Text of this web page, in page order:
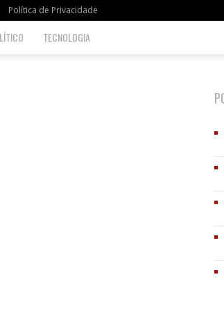
Política de Privacidade
TECNOLOGIA